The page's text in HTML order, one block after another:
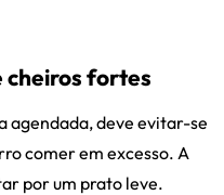
cheiros fortes
agendada, deve evitar-se
comer em excesso. A
por um prato leve.